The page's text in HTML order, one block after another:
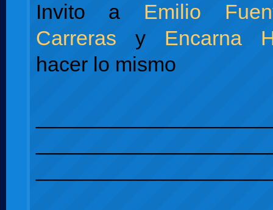
Invito a Emilio
Carreras y Encarna
hacer lo mismo